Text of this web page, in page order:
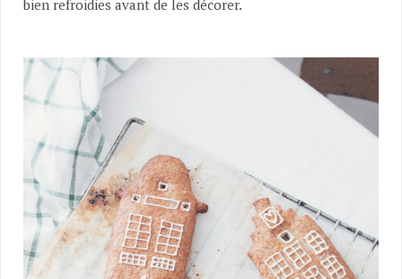
bien refroidies avant de les décorer.